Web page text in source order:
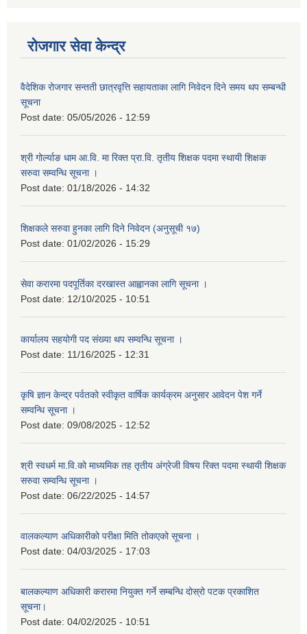
रोजगार सेवा केन्द्र
वैदेशिक रोजगार सन्तती छात्रवृत्ति सहायताका लागि निवेदन दिने समय थप सम्बन्धी
सूचना
Post date: 05/05/2026 - 12:59
श्री गोर्ल्याङ धाम आ.वि. मा रिक्त प्रा.वि. तृतीय शिक्षक पदमा स्थायी शिक्षक
सरुवा सम्वन्धि सूचना ।
Post date: 01/18/2026 - 14:32
शिक्षकले सरुवा हुनका लागि दिने निवेदन (अनुसूची १७)
Post date: 01/02/2026 - 15:29
सेवा करारमा पदपूर्तिका दरखास्त आह्वानका लागि सूचना ।
Post date: 12/10/2025 - 10:51
कार्यालय सहयोगी पद संख्या थप सम्वन्धि सूचना ।
Post date: 11/16/2025 - 12:31
कृषि ज्ञान केन्द्र पर्वतको स्वीकृत वार्षिक कार्यक्रम अनुसार आवेदन पेश गर्ने
सम्वन्धि सूचना ।
Post date: 09/08/2025 - 12:52
श्री स्वधर्म मा.वि.को माध्यमिक तह तृतीय अंग्रेजी विषय रिक्त पदमा स्थायी शिक्षक
सरुवा सम्वन्धि सूचना ।
Post date: 06/22/2025 - 14:57
वालकल्याण अधिकारीको परीक्षा मिति तोकएको सूचना ।
Post date: 04/03/2025 - 17:03
बालकल्याण अधिकारी करारमा नियुक्त गर्ने सम्बन्धि दोस्रो पटक प्रकाशित
सूचना।
Post date: 04/02/2025 - 10:51